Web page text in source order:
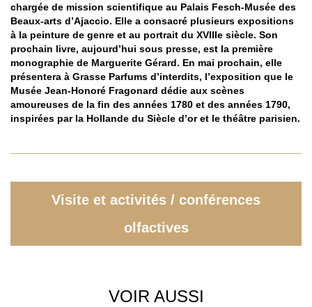
chargée de mission scientifique au Palais Fesch-Musée des
Beaux-arts d’Ajaccio. Elle a consacré plusieurs expositions
à la peinture de genre et au portrait du XVIIIe siècle. Son
prochain livre, aujourd’hui sous presse, est la première
monographie de Marguerite Gérard. En mai prochain, elle
présentera à Grasse Parfums d’interdits, l’exposition que le
Musée Jean-Honoré Fragonard dédie aux scènes
amoureuses de la fin des années 1780 et des années 1790,
inspirées par la Hollande du Siècle d’or et le théâtre parisien.
Visite et activités / conférences
olfactives
VOIR AUSSI